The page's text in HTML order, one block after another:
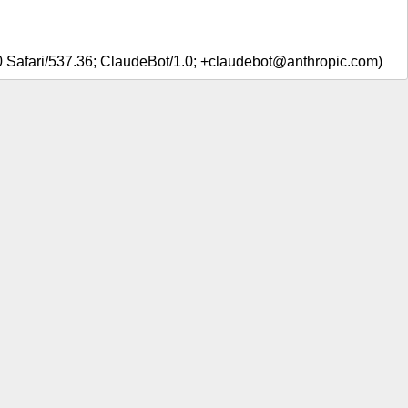
537.36; ClaudeBot/1.0; +claudebot@anthropic.com)